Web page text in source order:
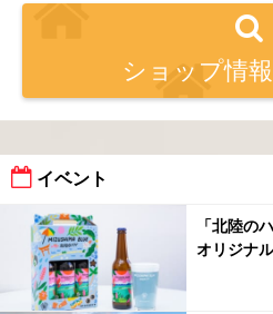
ショップ情
イベント
「北陸の
オリジナ